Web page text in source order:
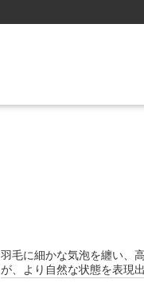
羽毛に細かな気泡を纏い、
が、より自然な状態を表現